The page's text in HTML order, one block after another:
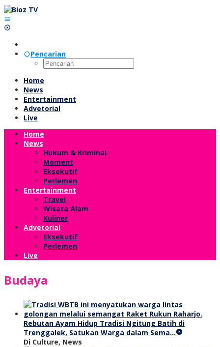
Lewati
ke
konten
Pencarian
Home
News
Entertainment
Advetorial
Live
Home
News
Hukum & Kriminal
Moment
Eksekutif
Perlemen
Entertainment
Travel
Wisata Alam
Kuliner
Advetorial
Eksekutif
Perlemen
Live
Budaya
Rebutan Ayam Hidup Tradisi Ngitung Batih di
Trenggalek, Satukan Warga dalam Sema…
Di Culture, News